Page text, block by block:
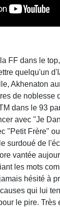
FF dans le
quelqu'un
Akhenaton
de noblesse
dans le 93
avec "Je
"Petit Frère"
surdoué de
vantée
les mots
hésité à
qui lui
le pire. Très